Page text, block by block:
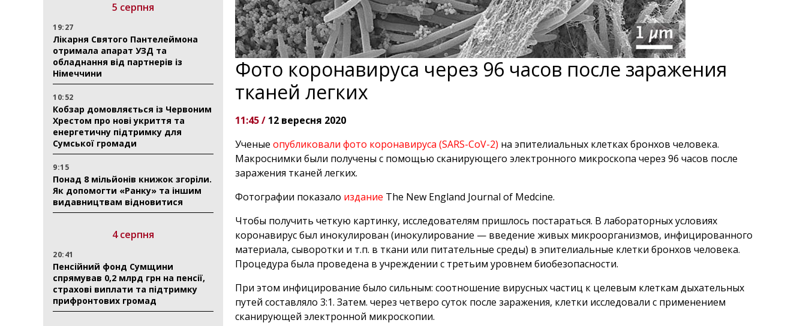
5 серпня
19:27
Лікарня Святого Пантелеймона
отримала апарат УЗД та
обладнання від партнерів із
Німеччини
10:52
Кобзар домовляється із Червоним
Хрестом про нові укриття та
енергетичну підтримку для
Сумської громади
9:15
Понад 8 мільйонів книжок згоріли.
Як допомогти «Ранку» та іншим
видавництвам відновитися
4 серпня
20:41
Пенсійний фонд Сумщини
спрямував 0,2 млрд грн на пенсії,
страхові виплати та підтримку
прифронтових громад
Фото коронавируса через 96 часов после заражения
тканей легких
11:45 / 12 вересня 2020
Ученыеопубликовали фото коронавируса (SARS-CoV-2) на эпителиальных клетках бронхов человека.
Макроснимки были получены с помощью сканирующего электронного микроскопа через 96 часов после
заражения тканей легких.
Фотографии показало издание The New England Journal of Medcine.
Чтобы получить четкую картинку, исследователям пришлось постараться. В лабораторных условиях
коронавирус был инокулирован (инокулирование — введение живых микроорганизмов, инфицированного
материала, сыворотки и т.п. в ткани или питательные среды) в эпителиальные клетки бронхов человека.
Процедура была проведена в учреждении с третьим уровнем биобезопасности.
При этом инфицирование было сильным: соотношение вирусных частиц к целевым клеткам дыхательных
путей составляло 3:1. Затем. через четверо суток после заражения, клетки исследовали с применением
сканирующей электронной микроскопии.